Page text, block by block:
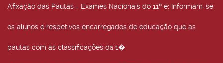
Afixação das Pautas - Exames Nacionais do 11º e: Informam-se
os alunos e respetivos encarregados de educação que as
pautas com as classificações da 1�